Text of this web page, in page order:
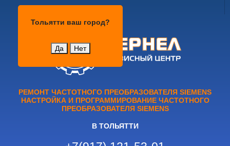
Тольятти ваш город?
Да Нет
РЕМОНТ ЧАСТОТНОГО ПРЕОБРАЗОВАТЕЛЯ SIEMENS
НАСТРОЙКА И ПРОГРАММИРОВАНИЕ ЧАСТОТНОГО
ПРЕОБРАЗОВАТЕЛЯ SIEMENS
В ТОЛЬЯТТИ